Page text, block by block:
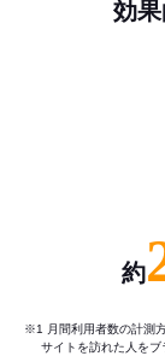
効
約
※1 月間利用者数の計測
サイトを訪れた人を